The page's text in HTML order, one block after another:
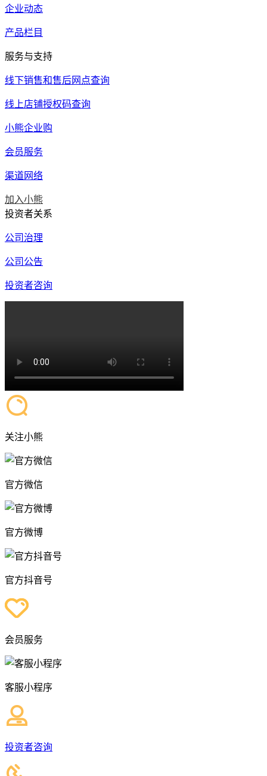
企业动态
产品栏目
服务与支持
线下销售和售后网点查询
线上店铺授权码查询
小熊企业购
会员服务
渠道网络
加入小熊
投资者关系
公司治理
公司公告
投资者咨询
关注小熊
官方微信
官方微博
官方抖音号
会员服务
客服小程序
投资者咨询